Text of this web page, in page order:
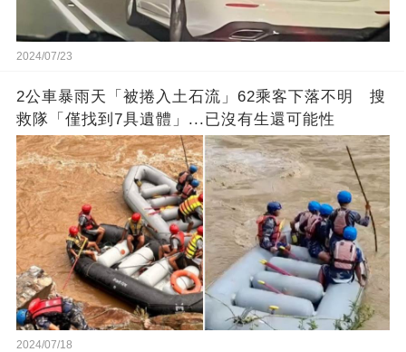
2024/07/23
2公車暴雨天「被捲入土石流」62乘客下落不明 搜
救隊「僅找到7具遺體」...已沒有生還可能性
2024/07/18